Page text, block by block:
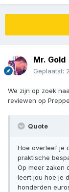
Mr. Gold
Geplaatst:
We zijn op zoek
reviewen op
Quote
Hoe overleef je
praktische
Op meer zaken
leert jou hoe je
honderden